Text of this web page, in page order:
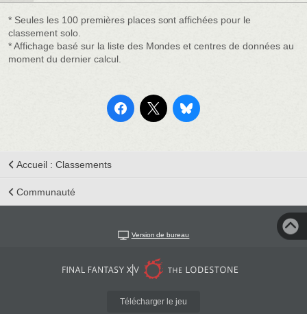
* Seules les 100 premières places sont affichées pour le
classement solo.
* Affichage basé sur la liste des Mondes et centres de données au
moment du dernier calcul.
Accueil : Classements
Communauté
Version de bureau
Télécharger le jeu